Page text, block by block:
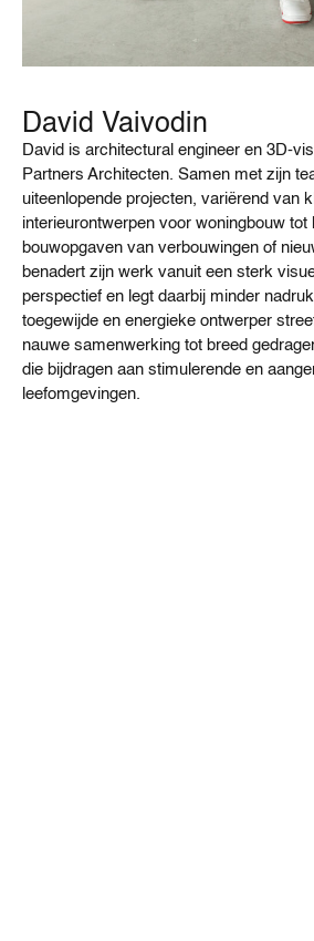
David Vaivodin
David is architectural engineer en 3D-
Partners Architecten. Samen met zijn
uiteenlopende projecten, variërend van
interieurontwerpen voor woningbouw tot
bouwopgaven van verbouwingen of
benadert zijn werk vanuit een sterk
perspectief en legt daarbij minder
toegewijde en energieke ontwerper
nauwe samenwerking tot breed
die bijdragen aan stimulerende en
leefomgevingen.